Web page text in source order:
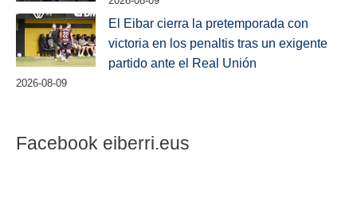
El Eibar cierra la pretemporada con
victoria en los penaltis tras un exigente
partido ante el Real Unión
2026-08-09
Facebook eiberri.eus